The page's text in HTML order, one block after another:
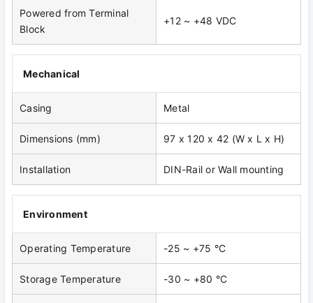
Powered from Terminal
Block
+12 ~ +48 VDC
Mechanical
Casing Metal
Dimensions (mm) 97 x 120 x 42 (W x L x H)
Installation DIN-Rail or Wall mounting
Environment
Operating Temperature -25 ~ +75 °C
Storage Temperature -30 ~ +80 °C